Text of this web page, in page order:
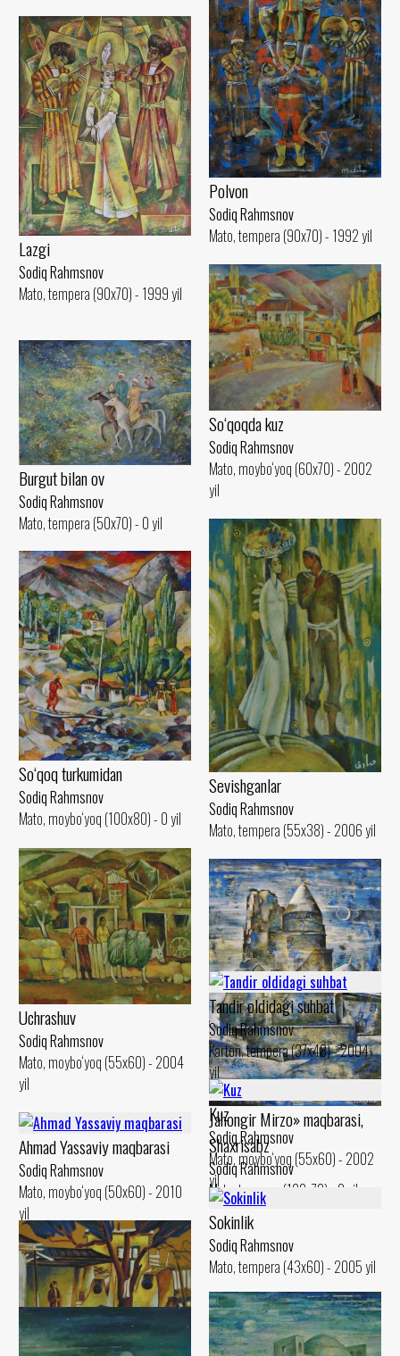
Polvon
Sodiq Rahmsnov
Mato, tempera (90x70) - 1992 yil
Lazgi
Sodiq Rahmsnov
Mato, tempera (90x70) - 1999 yil
So‘qoqda kuz
Sodiq Rahmsnov
Mato, moybo‘yoq (60x70) - 2002
yil
Burgut bilan ov
Sodiq Rahmsnov
Mato, tempera (50x70) - 0 yil
Sevishganlar
Sodiq Rahmsnov
Mato, tempera (55x38) - 2006 yil
So‘qoq turkumidan
Sodiq Rahmsnov
Mato, moybo‘yoq (100x80) - 0 yil
Uchrashuv
Sodiq Rahmsnov
Mato, moybo‘yoq (55x60) - 2004
yil
Jahongir Mirzo» maqbarasi,
Shaxrisabz
Sodiq Rahmsnov
Mato, tempera (100x70) - 0 yil
Tandir oldidagi suhbat
Sodiq Rahmsnov
Karton. tempera (37x48) - 2004
yil
Kuz
Sodiq Rahmsnov
Mato, moybo‘yoq (55x60) - 2002
yil
Ahmad Yassaviy maqbarasi
Sodiq Rahmsnov
Mato, moybo‘yoq (50x60) - 2010
yil
Sokinlik
Sodiq Rahmsnov
Mato, tempera (43x60) - 2005 yil